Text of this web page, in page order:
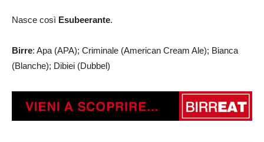
Nasce così Esubeerante.
Birre: Apa (APA); Criminale (American Cream Ale); Bianca
(Blanche); Dibiei (Dubbel)